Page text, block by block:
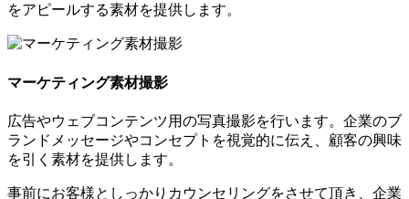
をアピールする素材を提供します。
マーケティング素材撮影
広告やウェブコンテンツ用の写真撮影を行います。企業のブ
ランドメッセージやコンセプトを視覚的に伝え、顧客の興味
を引く素材を提供します。
事前にお客様としっかりカウンセリングをさせて頂き、企業